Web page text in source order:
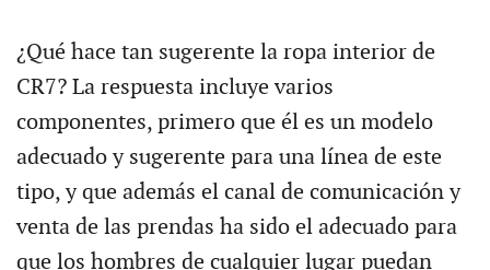
¿Qué hace tan sugerente la ropa interior de
CR7? La respuesta incluye varios
componentes, primero que él es un modelo
adecuado y sugerente para una línea de este
tipo, y que además el canal de comunicación y
venta de las prendas ha sido el adecuado para
que los hombres de cualquier lugar puedan